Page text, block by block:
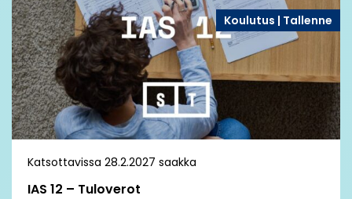
Koulutus | Tallenne
Katsottavissa 28.2.2027 saakka
IAS 12 – Tuloverot